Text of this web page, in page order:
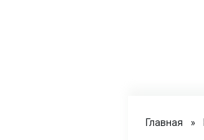
Главная »